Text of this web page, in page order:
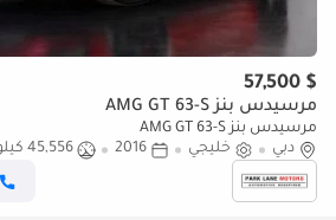
$ 57,500
مرسيدس بنز AMG GT 63-S
مرسيدس بنز AMG GT 63-S
دبي
خليجي 2016
45,556 كيلومتر